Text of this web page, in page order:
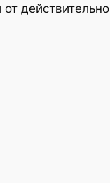
действительно